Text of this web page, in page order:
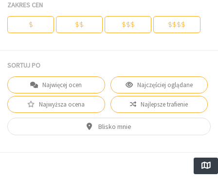
ZAKRES CEN
$ $$ $$$ $$$$
SORTUJ PO
Najwięcej ocen Najczęściej oglądane
Najwyższa ocena Najlepsze trafienie
Blisko mnie